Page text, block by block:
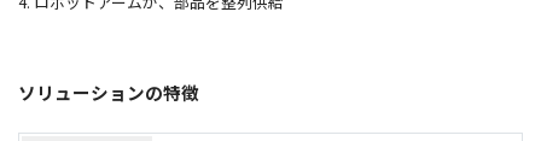
ソリューションの特徴